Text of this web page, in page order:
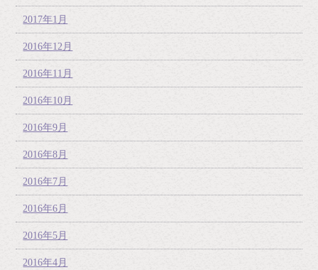
2017年1月
2016年12月
2016年11月
2016年10月
2016年9月
2016年8月
2016年7月
2016年6月
2016年5月
2016年4月